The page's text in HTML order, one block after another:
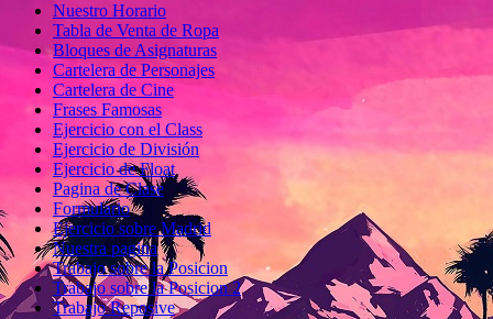
Nuestro Horario
Tabla de Venta de Ropa
Bloques de Asignaturas
Cartelera de Personajes
Cartelera de Cine
Frases Famosas
Ejercicio con el Class
Ejercicio de División
Ejercicio de Float
Pagina de Clase
Formulario
Ejercicio sobre Madrid
Nuestra pagina
Trabajo sobre la Posicion
Trabajo sobre la Posicion 2
Trabajo Reposive